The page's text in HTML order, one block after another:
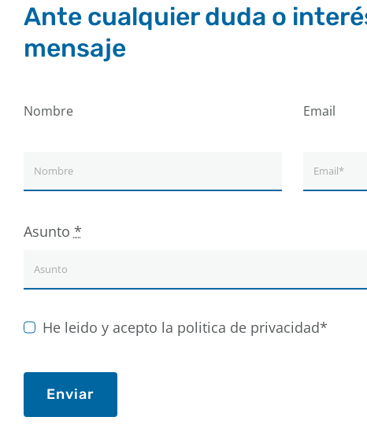
Ante cualquier duda o
mensaje
Nombre Email
Asunto *
He leido y acepto la politica de privacidad*
Enviar